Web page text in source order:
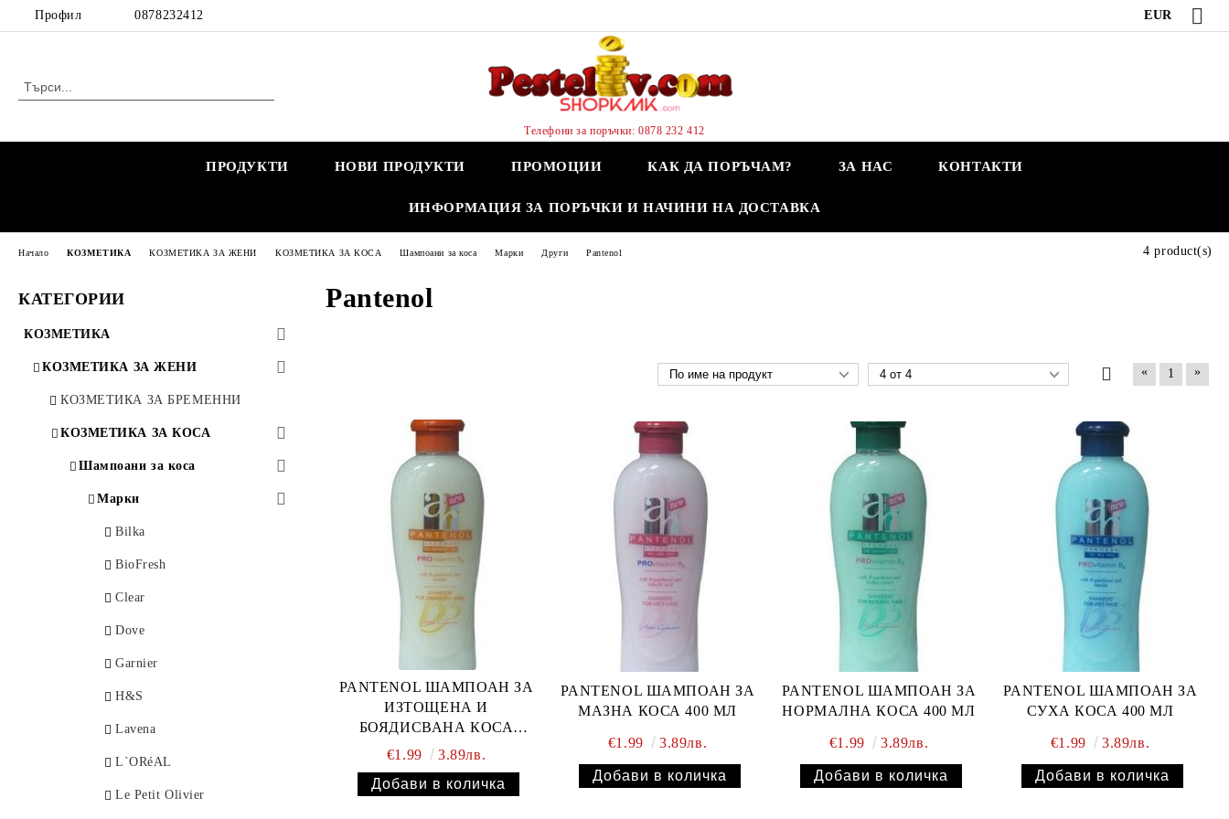
Профил 0878232412 EUR
Телефони за поръчки: 0878 232 412
ПРОДУКТИ НОВИ ПРОДУКТИ ПРОМОЦИИ КАК ДА ПОРЪЧАМ? ЗА НАС КОНТАКТИ
ИНФОРМАЦИЯ ЗА ПОРЪЧКИ И НАЧИНИ НА ДОСТАВКА
КАТЕГОРИИ
КОЗМЕТИКА
КОЗМЕТИКА ЗА ЖЕНИ
КОЗМЕТИКА ЗА БРЕМЕННИ
КОЗМЕТИКА ЗА КОСА
Шампоани за коса
Марки
Bilka
BioFresh
Clear
Dove
Garnier
H&S
Lavena
L`ORéAL
Le Petit Olivier
Начало КОЗМЕТИКА КОЗМЕТИКА ЗА ЖЕНИ КОЗМЕТИКА ЗА КОСА Шампоани за коса Марки Други Pantenol
Pantenol
4 product(s)
« 1 »
PANTENOL ШАМПОАН ЗА
ИЗТОЩЕНА И
БОЯДИСВАНА КОСА
400МЛ
€1.99 3.89лв.
PANTENOL ШАМПОАН ЗА
МАЗНА КОСА 400 МЛ
€1.99 3.89лв.
PANTENOL ШАМПОАН ЗА
НОРМАЛНА КОСА 400 МЛ
€1.99 3.89лв.
PANTENOL ШАМПОАН ЗА
СУХА КОСА 400 МЛ
€1.99 3.89лв.